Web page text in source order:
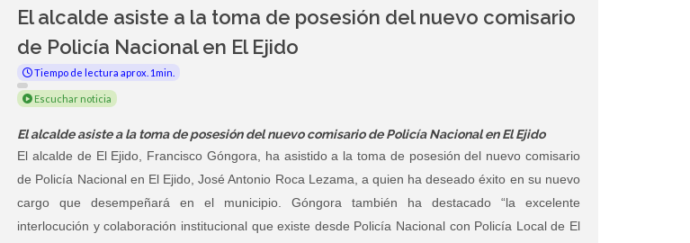
El alcalde asiste a la toma de posesión del nuevo comisario
de Policía Nacional en El Ejido
Tiempo de lectura aprox. 1min.
Escuchar noticia
El alcalde asiste a la toma de posesión del nuevo comisario de Policía Nacional en El Ejido
El alcalde de El Ejido, Francisco Góngora, ha asistido a la toma de posesión del nuevo comisario
de Policía Nacional en El Ejido, José Antonio Roca Lezama, a quien ha deseado éxito en su nuevo
cargo que desempeñará en el municipio. Góngora también ha destacado “la excelente
interlocución y colaboración institucional que existe desde Policía Nacional con Policía Local de El